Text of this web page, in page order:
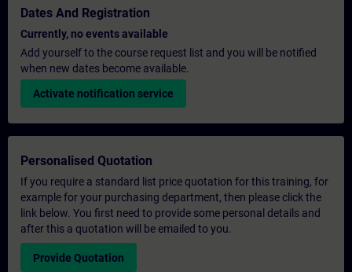
Dates And Registration
Currently, no events available
Add yourself to the course request list and you will be notified
when new dates become available.
Activate notification service
Personalised Quotation
If you require a standard list price quotation for this training, for
example for your purchasing department, then please click the
link below. You first need to provide some personal details and
after this a quotation will be emailed to you.
Provide Quotation